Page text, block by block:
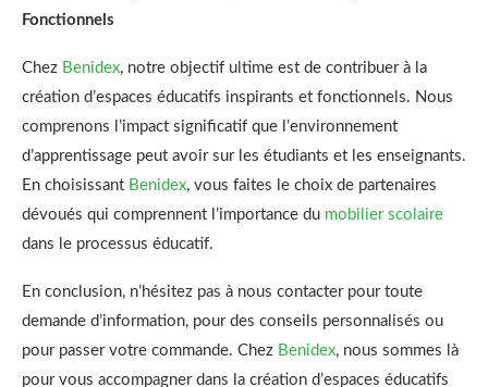
Fonctionnels
Chez Benidex, notre objectif ultime est de contribuer à la
création d’espaces éducatifs inspirants et fonctionnels. Nous
comprenons l’impact significatif que l’environnement
d’apprentissage peut avoir sur les étudiants et les enseignants.
En choisissant Benidex, vous faites le choix de partenaires
dévoués qui comprennent l’importance du mobilier scolaire
dans le processus éducatif.
En conclusion, n’hésitez pas à nous contacter pour toute
demande d’information, pour des conseils personnalisés ou
pour passer votre commande. Chez Benidex, nous sommes là
pour vous accompagner dans la création d’espaces éducatifs